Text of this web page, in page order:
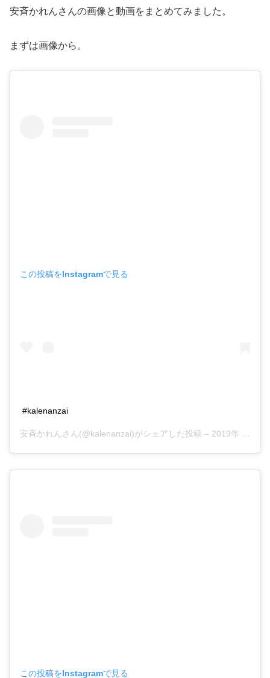
安斉かれんさんの画像と動画をまとめてみました。
まずは画像から。
この投稿をInstagramで見る
#kalenanzai
安斉かれんさん(@kalenanzai)がシェアした投稿 – 2019年 4月月30日午前8時02分PDT
この投稿をInstagramで見る